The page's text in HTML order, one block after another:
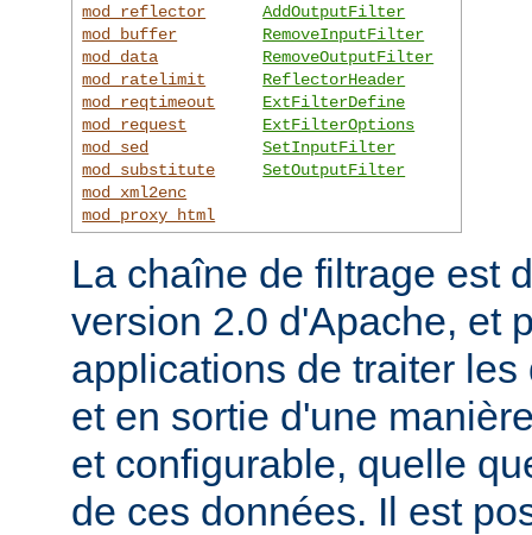
mod_reflector
mod_buffer
mod_data
mod_ratelimit
mod_reqtimeout
mod_request
mod_sed
mod_substitute
mod_xml2enc
mod_proxy_html
AddOutputFilter
RemoveInputFilter
RemoveOutputFilter
ReflectorHeader
ExtFilterDefine
ExtFilterOptions
SetInputFilter
SetOutputFilter
La chaîne de filtrage est
version 2.0 d'Apache, et
applications de traiter
et en sortie d'une
et configurable, quelle
de ces données. Il est